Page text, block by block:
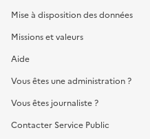
Mise à disposition des données
Missions et valeurs
Aide
Vous êtes une administration ?
Vous êtes journaliste ?
Contacter Service Public